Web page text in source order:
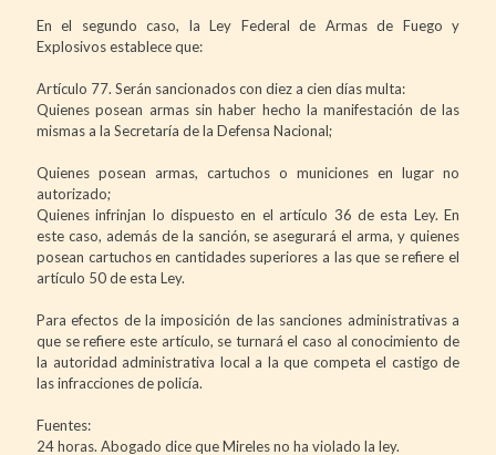
En el segundo caso, la Ley Federal de Armas de Fuego y
Explosivos establece que:
Artículo 77. Serán sancionados con diez a cien días multa:
Quienes posean armas sin haber hecho la manifestación de las
mismas a la Secretaría de la Defensa Nacional;
Quienes posean armas, cartuchos o municiones en lugar no
autorizado;
Quienes infrinjan lo dispuesto en el artículo 36 de esta Ley. En
este caso, además de la sanción, se asegurará el arma, y quienes
posean cartuchos en cantidades superiores a las que se refiere el
artículo 50 de esta Ley.
Para efectos de la imposición de las sanciones administrativas a
que se refiere este artículo, se turnará el caso al conocimiento de
la autoridad administrativa local a la que competa el castigo de
las infracciones de policía.
Fuentes:
24 horas. Abogado dice que Mireles no ha violado la ley.